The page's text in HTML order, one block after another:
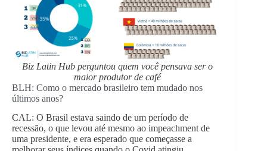
Biz Latin Hub perguntou quem você pensava ser o
maior produtor de café
BLH: Como o mercado brasileiro tem mudado nos
últimos anos?
CAL: O Brasil estava saindo de um período de
recessão, o que levou até mesmo ao impeachment de
uma presidente, e era esperado que começasse a